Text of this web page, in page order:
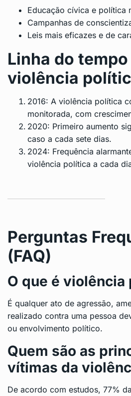
Educação cívica e política
Campanhas de
Leis mais eficazes e de
Linha do tempo
violência
2016: A violência política
monitorada, com
2020: Primeiro aumento
caso a cada sete dias.
2024: Frequência
violência política a cada
Perguntas
(FAQ)
O que é violência
É qualquer ato de agressão,
realizado contra uma pessoa
ou envolvimento político.
Quem são as
vítimas da
De acordo com estudos, 77%